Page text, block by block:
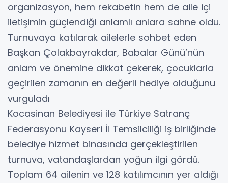
organizasyon, hem rekabetin hem de aile içi
iletişimin güçlendiği anlamlı anlara sahne oldu.
Turnuvaya katılarak ailelerle sohbet eden
Başkan Çolakbayrakdar, Babalar Günü’nün
anlam ve önemine dikkat çekerek, çocuklarla
geçirilen zamanın en değerli hediye olduğunu
vurguladı
Kocasinan Belediyesi ile Türkiye Satranç
Federasyonu Kayseri İl Temsilciliği iş birliğinde
belediye hizmet binasında gerçekleştirilen
turnuva, vatandaşlardan yoğun ilgi gördü.
Toplam 64 ailenin ve 128 katılımcının yer aldığı